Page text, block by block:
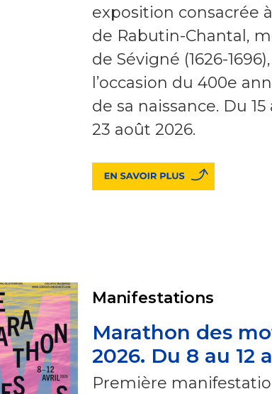
exposition consacrée
de Rabutin-Chantal,
de Sévigné (1626-
l’occasion du 400e
de sa naissance. Du 15
23 août 2026.
Manifestations
Marathon des
2026. Du 8 au 12
Première